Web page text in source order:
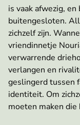
is vaak afwezig,
buitengesloten.
zichzelf zijn.
vriendinnetje
verwarrende
verlangen en
geslingerd tussen
identiteit. Om
moeten maken